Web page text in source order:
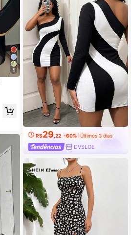
5
R$29 ,22 -60% Últimos 3 dias
DVSLOE